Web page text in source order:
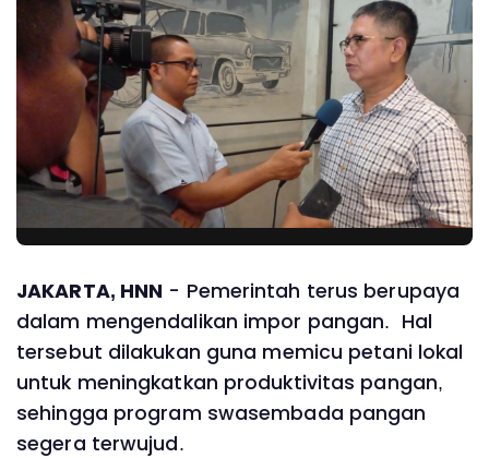
JAKARTA, HNN - Pemerintah terus berupaya
dalam mengendalikan impor pangan. Hal
tersebut dilakukan guna memicu petani lokal
untuk meningkatkan produktivitas pangan,
sehingga program swasembada pangan
segera terwujud.